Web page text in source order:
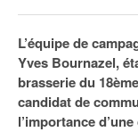
Services
Attractivité
Innovation
77
78
Nominations
Portraits
Les Assises du
Éditions
Le podcast
L’équipe de
Yves Bournazel,
brasserie du
candidat de
l’importance